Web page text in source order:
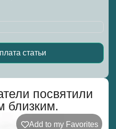
посвятили
близким.
Add to my Favorites
статьи